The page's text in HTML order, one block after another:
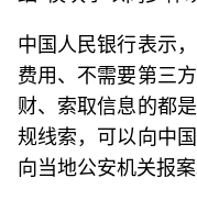
中国人民银行表示
费用、不需要第三
财、索取信息的都
规线索，可以向中
向当地公安机关报案